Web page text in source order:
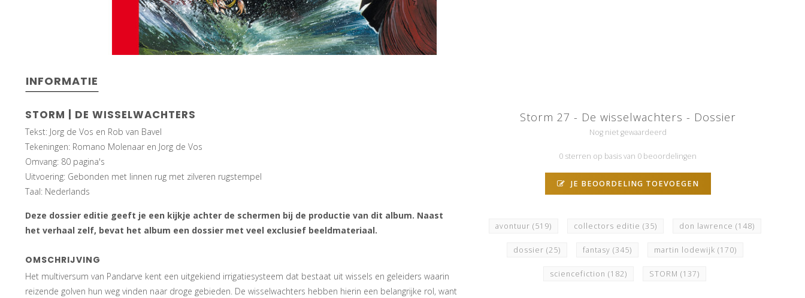
INFORMATIE
STORM | DE WISSELWACHTERS
Tekst: Jorg de Vos en Rob van Bavel
Tekeningen: Romano Molenaar en Jorg de Vos
Omvang: 80 pagina's
Uitvoering: Gebonden met linnen rug met zilveren rugstempel
Taal: Nederlands
Deze dossier editie geeft je een kijkje achter de schermen bij de productie van dit album. Naast
het verhaal zelf, bevat het album een dossier met veel exclusief beeldmateriaal.
OMSCHRIJVING
Het multiversum van Pandarve kent een uitgekiend irrigatiesysteem dat bestaat uit wissels en geleiders waarin
reizende golven hun weg vinden naar droge gebieden. De wisselwachters hebben hierin een belangrijke rol, want
Storm 27 - De wisselwachters - Dossier
Nog niet gewaardeerd
0 sterren op basis van 0 beoordelingen
JE BEOORDELING TOEVOEGEN
avontuur (519) collectors editie (35) don lawrence (148)
dossier (25) fantasy (345) martin lodewijk (170)
sciencefiction(182) STORM(137)